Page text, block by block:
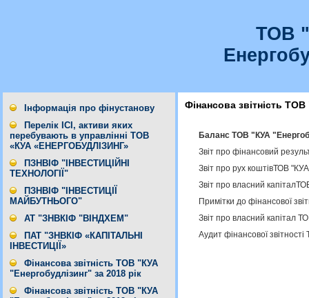
ТОВ
Інформація про фінустанову
Перелік ІСІ, активи яких
перебувають в управлінні ТОВ
«КУА «ЕНЕРГОБУДЛІЗИНГ»
ПЗНВІФ "ІНВЕСТИЦІЙНІ
ТЕХНОЛОГІЇ"
ПЗНВІФ "ІНВЕСТИЦІЇ
МАЙБУТНЬОГО"
АТ "ЗНВКІФ "ВІНДХЕМ"
ПАТ "ЗНВКІФ «КАПІТАЛЬНІ
ІНВЕСТИЦІЇ»
Фінансова звітність ТОВ "КУА
"Енергобудлізинг" за 2018 рік
Фінансова звітність ТОВ "КУА
Фінансова звітність
Баланс ТОВ "КУА
Звіт про фінансовий
Звіт про рух коштівТОВ
Звіт про власний
Примітки до фінансової
Звіт про власний капітал
Аудит фінансової